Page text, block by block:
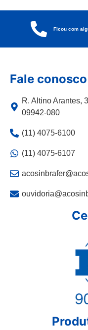
Ficou com
Fale conosco
R. Altino Arantes,
09942-080
(11) 4075-6100
(11) 4075-6107